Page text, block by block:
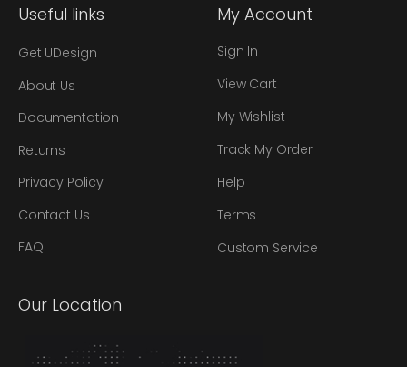
Useful links
Get UDesign
About Us
Documentation
Returns
Privacy Policy
Contact Us
FAQ
My Account
Sign In
View Cart
My Wishlist
Track My Order
Help
Terms
Custom Service
Our Location